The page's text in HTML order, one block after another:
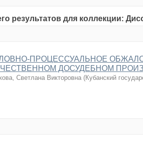
результатов для коллекции:
ПРОЦЕССУАЛЬНОЕ
ДОСУДЕБНОМ
Светлана Викторовна (Кубанский